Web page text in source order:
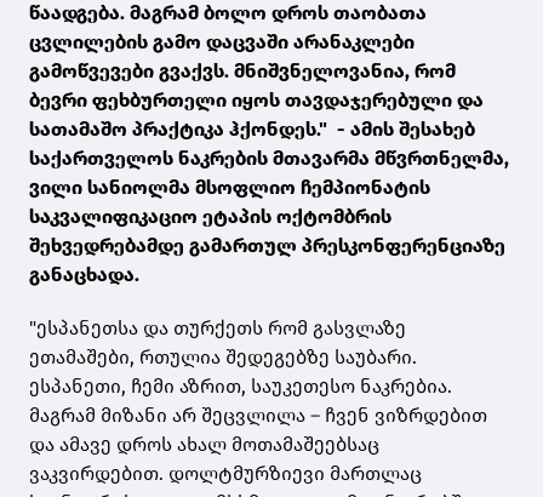
წაადგება. მაგრამ ბოლო დროს თაობათა
ცვლილების გამო დაცვაში არანაკლები
გამოწვევები გვაქვს. მნიშვნელოვანია, რომ
ბევრი ფეხბურთელი იყოს თავდაჯერებული და
სათამაშო პრაქტიკა ჰქონდეს." - ამის შესახებ
საქართველოს ნაკრების მთავარმა მწვრთნელმა,
ვილი სანიოლმა მსოფლიო ჩემპიონატის
საკვალიფიკაციო ეტაპის ოქტომბრის
შეხვედრებამდე გამართულ პრესკონფერენციაზე
განაცხადა.
"ესპანეთსა და თურქეთს რომ გასვლაზე
ეთამაშები, რთულია შედეგებზე საუბარი.
ესპანეთი, ჩემი აზრით, საუკეთესო ნაკრებია.
მაგრამ მიზანი არ შეცვლილა – ჩვენ ვიზრდებით
და ამავე დროს ახალ მოთამაშეებსაც
ვაკვირდებით. დოლტმურზიევი მართლაც